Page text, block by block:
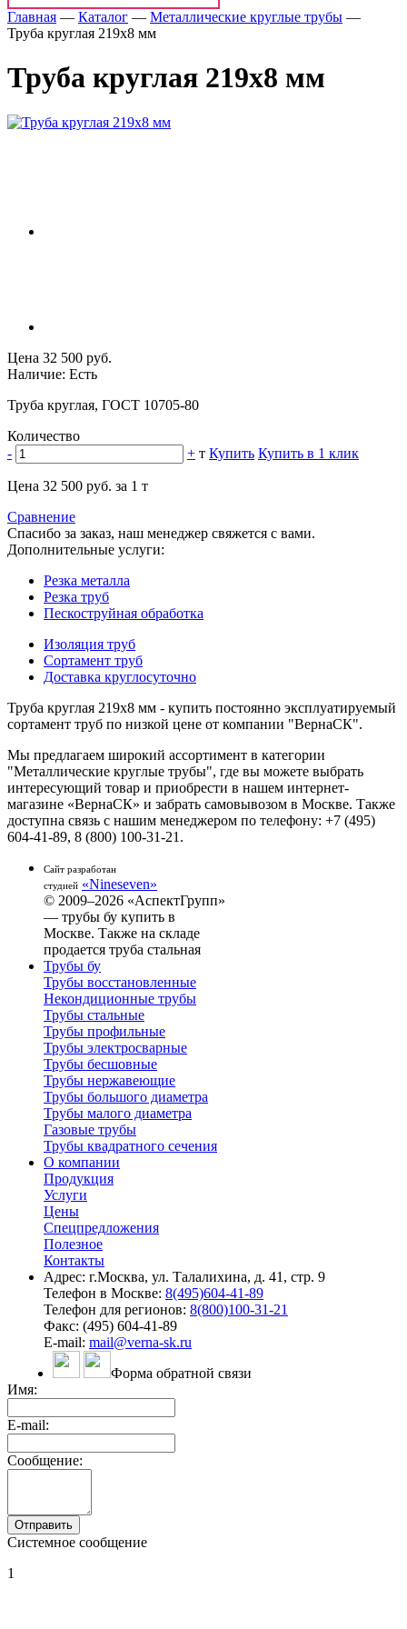
Главная — Каталог — Металлические круглые трубы —
Труба круглая 219х8 мм
Труба круглая 219х8 мм
Цена 32 500 руб.
Наличие: Есть
Труба круглая, ГОСТ 10705-80
Количество
-
+ т Купить Купить в 1 клик
Цена 32 500 руб. за 1 т
Сравнение
Спасибо за заказ, наш менеджер свяжется с вами.
Дополнительные услуги:
Резка металла
Резка труб
Пескоструйная обработка
Изоляция труб
Сортамент труб
Доставка круглосуточно
Труба круглая 219х8 мм - купить постоянно эксплуатируемый
сортамент труб по низкой цене от компании "ВернаСК".
Мы предлагаем широкий ассортимент в категории
"Металлические круглые трубы", где вы можете выбрать
интересующий товар и приобрести в нашем интернет-
магазине «ВернаСК» и забрать самовывозом в Москве. Также
доступна связь с нашим менеджером по телефону: +7 (495)
604-41-89, 8 (800) 100-31-21.
Сайт разработан
студией «Nineseven»
© 2009–2026 «АспектГрупп»
— трубы бу купить в
Москве. Также на складе
продается труба стальная
Трубы бу
Трубы восстановленные
Некондиционные трубы
Трубы стальные
Трубы профильные
Трубы электросварные
Трубы бесшовные
Трубы нержавеющие
Трубы большого диаметра
Трубы малого диаметра
Газовые трубы
Трубы квадратного сечения
О компании
Продукция
Услуги
Цены
Спецпредложения
Полезное
Контакты
Адрес: г.Москва, ул. Талалихина, д. 41, стр. 9
Телефон в Москве: 8(495)604-41-89
Телефон для регионов: 8(800)100-31-21
Факс: (495) 604-41-89
E-mail: mail@verna-sk.ru
Форма обратной связи
Имя:
E-mail:
Сообщение:
Системное сообщение
1